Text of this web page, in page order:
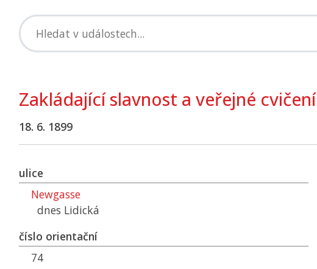
Zakládající slavnost a veřejné cvičení
18. 6. 1899
ulice
Newgasse
dnes Lidická
číslo orientační
74